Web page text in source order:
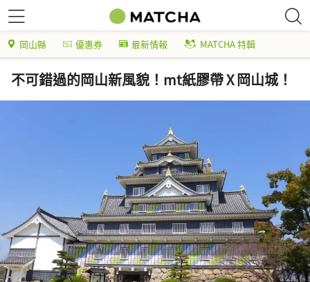
岡山縣 優惠券 最新情報 MATCHA 特輯
不可錯過的岡山新風貌！mt紙膠帶 X 岡山城！